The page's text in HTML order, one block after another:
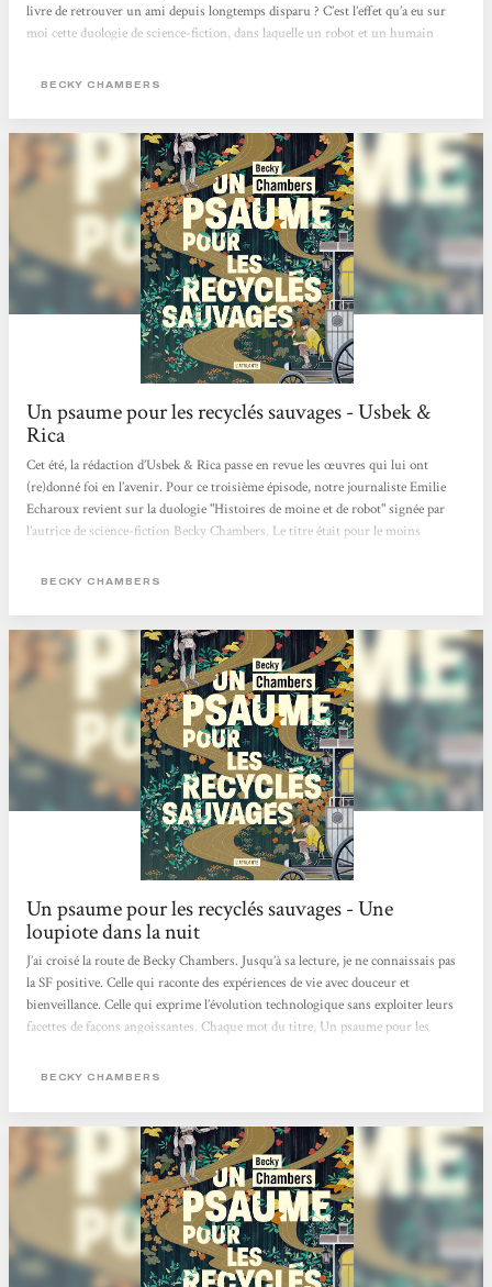
livre de retrouver un ami depuis longtemps disparu ? C’est l’effet qu’a eu sur
moi cette duologie de science-fiction, dans laquelle un robot et un humain
amitié poignante nait et s’approfondie, alors que se dévoile la beauté de l’univers
BECKY CHAMBERS
Un psaume pour les recyclés sauvages - Usbek &
Rica
Cet été, la rédaction d’Usbek & Rica passe en revue les œuvres qui lui ont
(re)donné foi en l’avenir. Pour ce troisième épisode, notre journaliste Emilie
Echaroux revient sur la duologie "Histoires de moine et de robot" signée par
l’autrice de science-fiction Becky Chambers. Le titre était pour le moins
bouquins en attente d’être feuilletés, Un psaume pour les recyclés sauvages
rédaction...
BECKY CHAMBERS
Un psaume pour les recyclés sauvages - Une
loupiote dans la nuit
J’ai croisé la route de Becky Chambers. Jusqu’à sa lecture, je ne connaissais pas
la SF positive. Celle qui raconte des expériences de vie avec douceur et
bienveillance. Celle qui exprime l’évolution technologique sans exploiter leurs
facettes de façons angoissantes. Chaque mot du titre, Un psaume pour les
pleine de réflexions. J’ai abordé ce recueil de préceptes sages pas à pas, un
m’imprégner d’eux pour garder ce qui me serait...
BECKY CHAMBERS